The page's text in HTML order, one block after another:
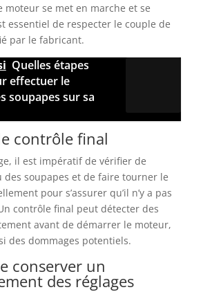
moteur se met en marche et se
essentiel de respecter le couple de
par le fabricant.
Quelles étapes
effectuer le
soupapes sur sa
contrôle final
il est impératif de vérifier de
des soupapes et de faire tourner le
pour s’assurer qu’il n’y a pas
contrôle final peut détecter des
avant de démarrer le moteur,
des dommages potentiels.
conserver un
des réglages